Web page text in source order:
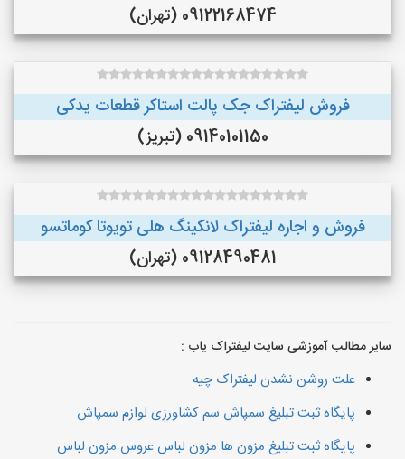
09122168474 (تهران)
فروش لیفتراک جک پالت استاکر قطعات یدکی
09140101150 (تبریز)
فروش و اجاره لیفتراک لانکینگ هلی تویوتا کوماتسو
09128490481 (تهران)
سایر مطالب آموزشی سایت لیفتراک یاب :
علت روشن نشدن لیفتراک چیه
پایگاه ثبت تبلیغ سمپاش سم کشاورزی لوازم سمپاش
پایگاه ثبت تبلیغ مزون ها مزون لباس عروس مزون لباس